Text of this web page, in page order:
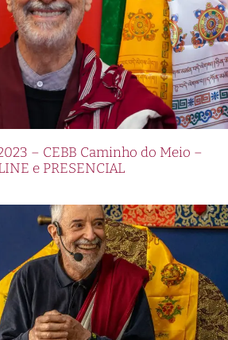
– CEBB Caminho do Meio –
e PRESENCIAL